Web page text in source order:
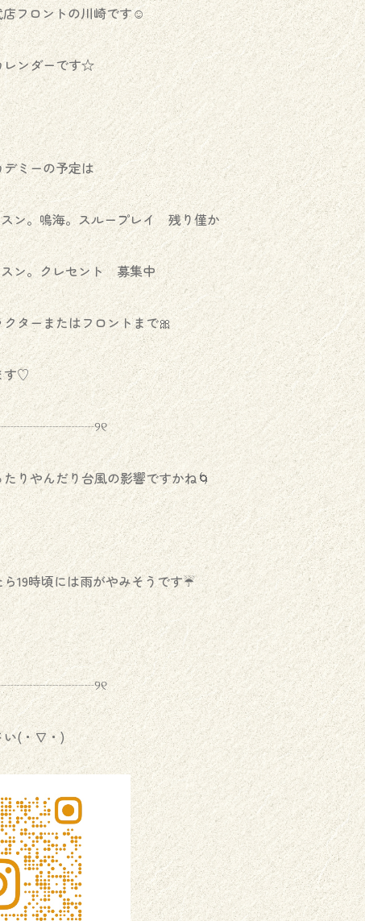
フロントの川崎です☺︎
レンダーです☆
ミーの予定は
ン。鳴海。スループレイ 残り僅か
ン。クレセント 募集中
ターまたはフロントまで🎀
す♡
りやんだり台風の影響ですかね🌀
19時頃には雨がやみそうです☔️
い(・∇・)